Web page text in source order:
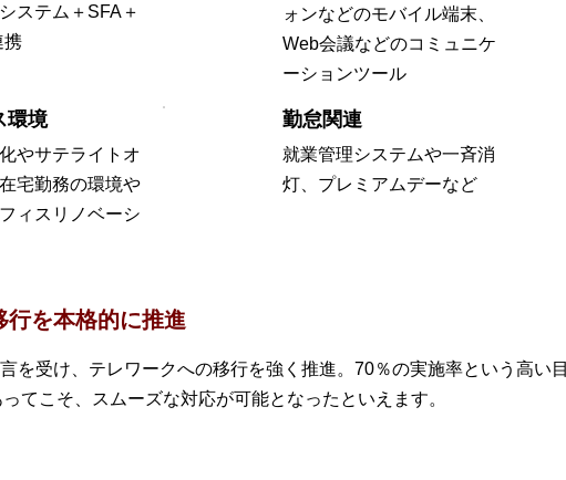
ステム＋SFA＋
携
ォンなどのモバイル端末、
Web会議などのコミュニケ
ーションツール
環境
やサテライトオ
宅勤務の環境や
ィスリノベーシ
勤怠関連
就業管理システムや一斉消
灯、プレミアムデーなど
行を本格的に推進
を受け、テレワークへの移行を強く推進。70％の実施率という高い
てこそ、スムーズな対応が可能となったといえます。